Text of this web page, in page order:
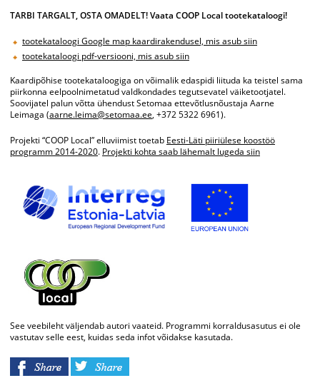
TARBI TARGALT, OSTA OMADELT! Vaata COOP Local tootekataloogi!
tootekataloogi Google map kaardirakendusel, mis asub siin
tootekataloogi pdf-versiooni, mis asub siin
Kaardipõhise tootekataloogiga on võimalik edaspidi liituda ka teistel sama
piirkonna eelpoolnimetatud valdkondades tegutsevatel väiketootjatel.
Soovijatel palun võtta ühendust Setomaa ettevõtlusnõustaja Aarne
Leimaga (aarne.leima@setomaa.ee, +372 5322 6961).
Projekti “COOP Local” elluviimist toetab Eesti-Läti piiriülese koostöö
programm 2014-2020. Projekti kohta saab lähemalt lugeda siin
See veebileht väljendab autori vaateid. Programmi korraldusasutus ei ole
vastutav selle eest, kuidas seda infot võidakse kasutada.